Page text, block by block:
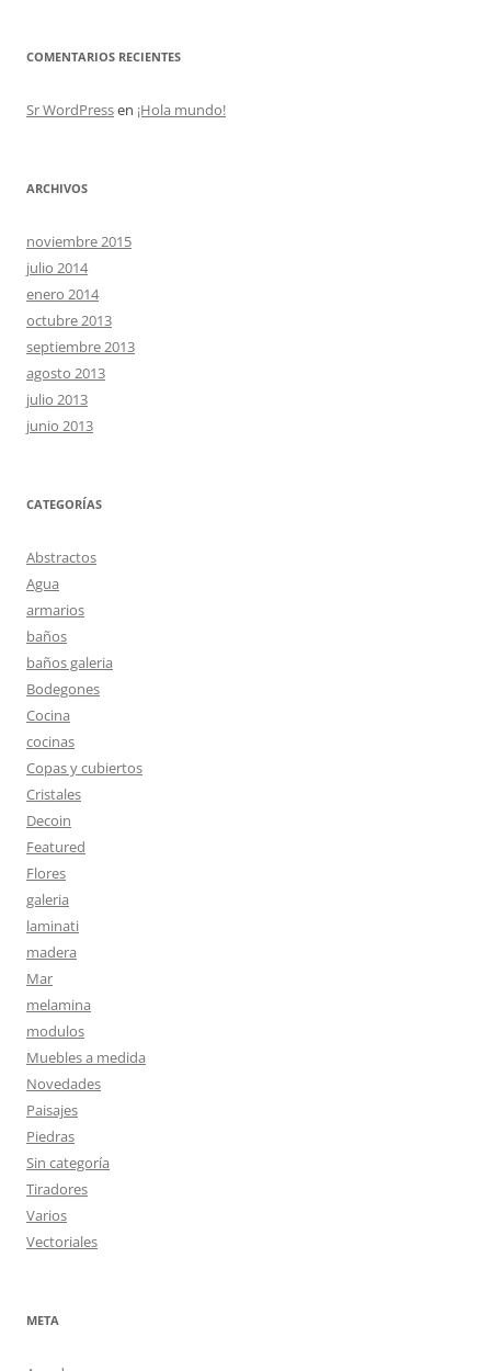
COMENTARIOS RECIENTES
Sr WordPressen ¡Hola mundo!
ARCHIVOS
noviembre 2015
julio 2014
enero 2014
octubre 2013
septiembre 2013
agosto 2013
julio 2013
junio 2013
CATEGORÍAS
Abstractos
Agua
armarios
baños
baños galeria
Bodegones
Cocina
cocinas
Copas y cubiertos
Cristales
Decoin
Featured
Flores
galeria
laminati
madera
Mar
melamina
modulos
Muebles a medida
Novedades
Paisajes
Piedras
Sin categoría
Tiradores
Varios
Vectoriales
META